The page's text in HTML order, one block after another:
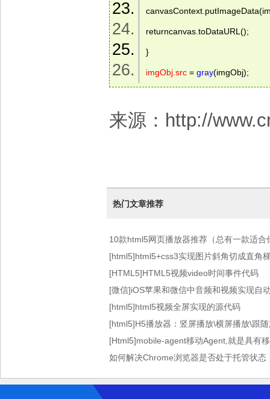
returncanvas.toDataURL();
}
imgObj.src = gray(imgObj);
来源：http://
热门文章推荐
10款html5网页播放器推荐（总有一款适合
[html5]html5+css3实现图片斜角切成直角
[HTML5]HTML5视频video时间事件代码
[微信]iOS苹果和微信中音频和视频实现自
[html5]html5视频全屏实现的源代码
[html5]H5播放器：竖屏播放\横屏播放\跟
[Html5]mobile-agent移动Agent,就是具有
如何解决Chrome浏览器是否处于托管状态